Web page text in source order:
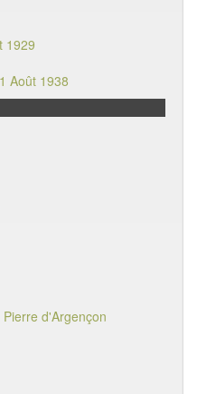
1929
Août 1938
d'Argençon